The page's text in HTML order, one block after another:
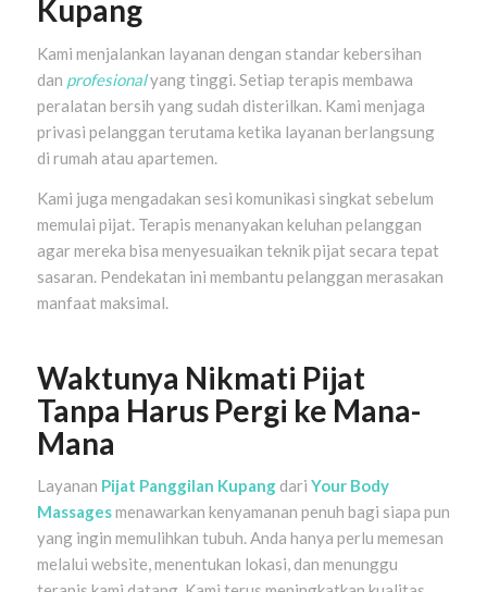
Kupang
Kami menjalankan layanan dengan standar kebersihan
dan profesionalyang tinggi. Setiap terapis membawa
peralatan bersih yang sudah disterilkan. Kami menjaga
privasi pelanggan terutama ketika layanan berlangsung
di rumah atau apartemen.
Kami juga mengadakan sesi komunikasi singkat sebelum
memulai pijat. Terapis menanyakan keluhan pelanggan
agar mereka bisa menyesuaikan teknik pijat secara tepat
sasaran. Pendekatan ini membantu pelanggan merasakan
manfaat maksimal.
Waktunya Nikmati Pijat
Tanpa Harus Pergi ke Mana-
Mana
Layanan Pijat Panggilan Kupangdari Your Body
Massagesmenawarkan kenyamanan penuh bagi siapa pun
yang ingin memulihkan tubuh. Anda hanya perlu memesan
melalui website, menentukan lokasi, dan menunggu